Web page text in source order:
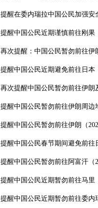
提醒在委内瑞拉中国公民加强安
提醒中国公民近期谨慎前往刚果
再次提醒：中国公民暂勿前往伊
提醒中国公民近期避免前往日本
再次提醒中国公民暂勿前往伊朗
提醒中国公民暂勿前往伊朗周边
提醒中国公民暂勿前往伊朗（
提醒中国公民春节期间避免前往
提醒中国公民暂勿前往阿富汗（
提醒中国公民近期暂勿前往马里
提醒中国公民近期暂勿前往委内